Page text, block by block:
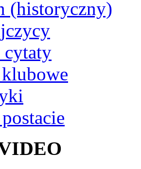
(historyczny)
cytaty